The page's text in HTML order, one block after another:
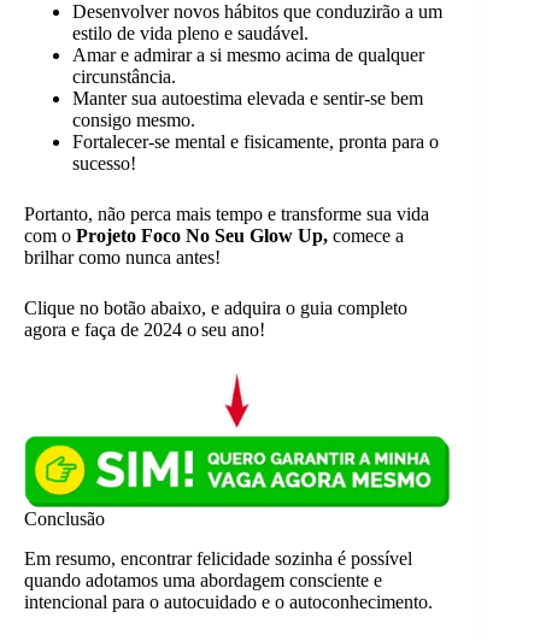
Desenvolver novos hábitos que conduzirão a um
estilo de vida pleno e saudável.
Amar e admirar a si mesmo acima de qualquer
circunstância.
Manter sua autoestima elevada e sentir-se bem
consigo mesmo.
Fortalecer-se mental e fisicamente, pronta para o
sucesso!
Portanto, não perca mais tempo e transforme sua vida
com o Projeto Foco No Seu Glow Up, comece a
brilhar como nunca antes!
Clique no botão abaixo, e adquira o guia completo
agora e faça de 2024 o seu ano!
Conclusão
Em resumo, encontrar felicidade sozinha é possível
quando adotamos uma abordagem consciente e
intencional para o autocuidado e o autoconhecimento.